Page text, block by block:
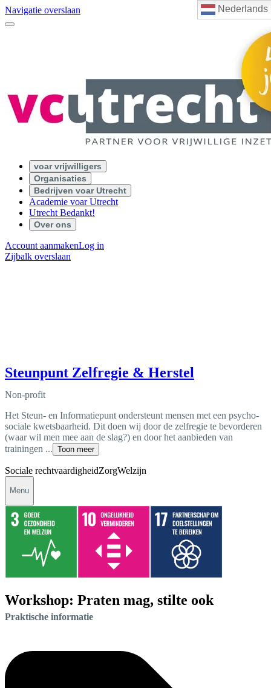
Nederlands
Navigatie overslaan
voar vrijwilligers
Organisaties
Bedrijven voar Utrecht
Academie voar Utrecht
Utrecht Bedankt!
Over ons
Account aanmakenLog in
Zijbalk overslaan
Steunpunt Zelfregie & Herstel
Non-profit
Het Steun- en Informatiepunt ondersteunt mensen met een psycho-
sociale kwetsbaarheid. Dit doen wij door de zelfregie te bevorderen
(waar wil men mee aan de slag?) en door het aanbieden van
trainingen ... Toon meer
Sociale rechtvaardigheidZorgWelzijn
Menu
Workshop: Praten mag, stilte ook
Praktische informatie